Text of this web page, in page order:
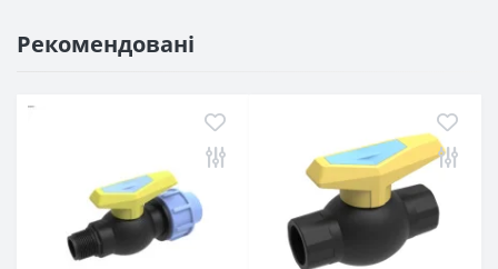
Рекомендовані